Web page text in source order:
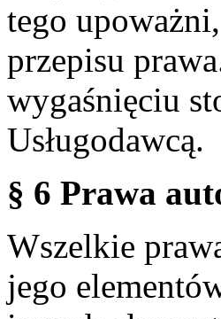
tego
przepisu
wygaśnięciu
Usługodawcą.
§ 6 Prawa
Wszelkie
jego